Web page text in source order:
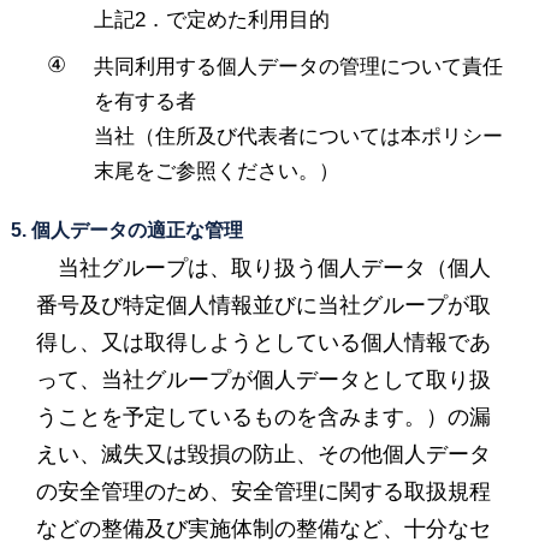
上記2．で定めた利用目的
共同利用する個人データの管理について責任
を有する者
当社（住所及び代表者については本ポリシー
末尾をご参照ください。）
5. 個人データの適正な管理
当社グループは、取り扱う個人データ（個人
番号及び特定個人情報並びに当社グループが取
得し、又は取得しようとしている個人情報であ
って、当社グループが個人データとして取り扱
うことを予定しているものを含みます。）の漏
えい、滅失又は毀損の防止、その他個人データ
の安全管理のため、安全管理に関する取扱規程
などの整備及び実施体制の整備など、十分なセ